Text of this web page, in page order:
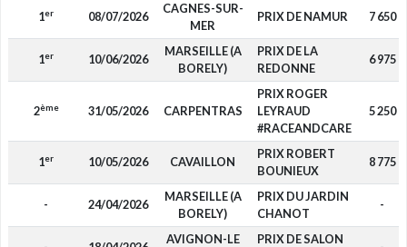
1er 08/07/2026
CAGNES-SUR-
MER
PRIX DE NAMUR 7 650
1er 10/06/2026
MARSEILLE (A
BORELY)
PRIX DE LA
REDONNE
6 975
2ème 31/05/2026 CARPENTRAS
PRIX ROGER
LEYRAUD
#RACEANDCARE
5 250
1er 10/05/2026 CAVAILLON
PRIX ROBERT
BOUNIEUX
8 775
- 24/04/2026
MARSEILLE (A
BORELY)
PRIX DU JARDIN
CHANOT
-
AVIGNON-LE
PRIX DE SALON